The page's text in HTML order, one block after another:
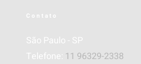
Contato
São Paulo - SP
Telefone: 11 96329-2338